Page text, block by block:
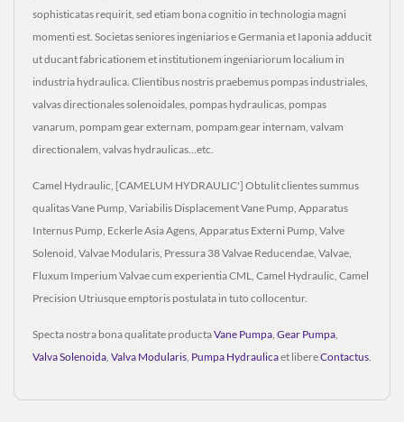
sophisticatas requirit, sed etiam bona cognitio in technologia magni
momenti est. Societas seniores ingeniarios e Germania et Iaponia adducit
ut ducant fabricationem et institutionem ingeniariorum localium in
industria hydraulica. Clientibus nostris praebemus pompas industriales,
valvas directionales solenoidales, pompas hydraulicas, pompas
vanarum, pompam gear externam, pompam gear internam, valvam
directionalem, valvas hydraulicas...etc.
Camel Hydraulic, [CAMELUM HYDRAULIC'] Obtulit clientes summus
qualitas Vane Pump, Variabilis Displacement Vane Pump, Apparatus
Internus Pump, Eckerle Asia Agens, Apparatus Externi Pump, Valve
Solenoid, Valvae Modularis, Pressura 38 Valvae Reducendae, Valvae,
Fluxum Imperium Valvae cum experientia CML, Camel Hydraulic, Camel
Precision Utriusque emptoris postulata in tuto collocentur.
Specta nostra bona qualitate productaVane Pumpa Gear Pumpa
Valva Solenoida Valva Modularis Pumpa Hydraulicaet libereContactus